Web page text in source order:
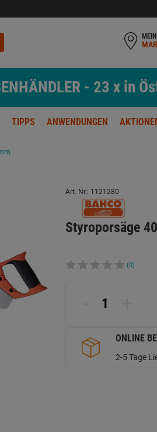
MEIN
- 23 x in
TIPPS ANWENDUNGEN
Art. Nr.: 1121280
Styroporsäge
(0)
ONLINE
2-5 Tage